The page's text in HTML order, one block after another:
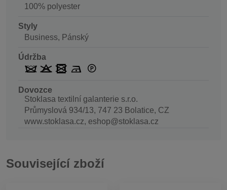
100% polyester
Styly
Business, Pánský
Údržba
Dovozce
Stoklasa textilní galanterie s.r.o.
Průmyslová 934/13, 747 23 Bolatice, CZ
www.stoklasa.cz, eshop@stoklasa.cz
Související zboží